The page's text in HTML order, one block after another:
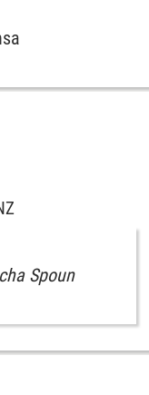
Spoun